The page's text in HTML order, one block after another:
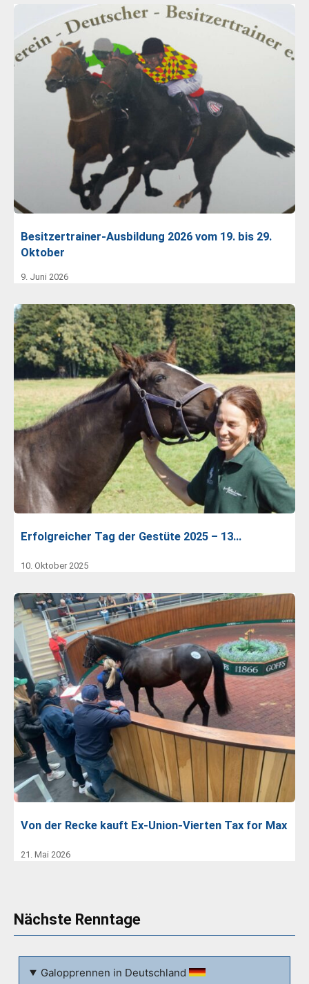
Besitzertrainer-Ausbildung 2026 vom 19. bis 29.
Oktober
9. Juni 2026
Erfolgreicher Tag der Gestüte 2025 – 13…
10. Oktober 2025
Von der Recke kauft Ex-Union-Vierten Tax for Max
21. Mai 2026
Nächste Renntage
Galopprennen in Deutschland